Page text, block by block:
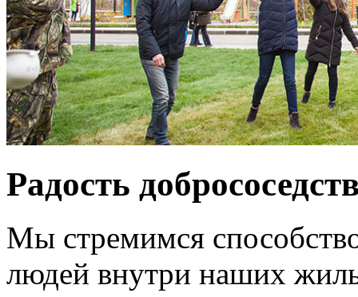
Радость
Мы стремимся
людей внутри наших